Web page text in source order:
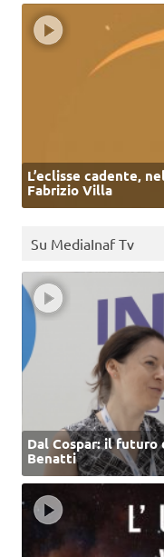
L’eclisse cadente,
Fabrizio Villa
Su MediaInaf Tv
Dal Cospar: il futuro
Benatti